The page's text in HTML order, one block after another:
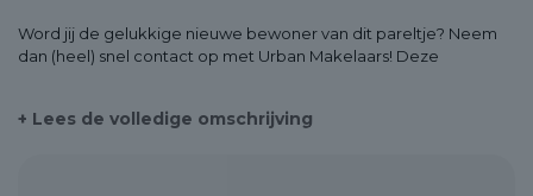
Word jij de gelukkige nieuwe bewoner van dit pareltje? Neem
dan (heel) snel contact op met Urban Makelaars! Deze
helemaal naar de wensen van deze tijd uitgevoerd. Denk
+ Lees de volledige omschrijving